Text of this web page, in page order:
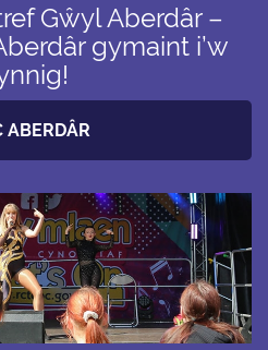
Gŵyl Aberdâr –
gymaint i’w
ABERDÂR